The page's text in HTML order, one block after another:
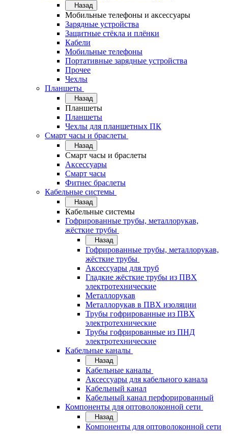
Назад
Мобильные телефоны и аксессуары
Зарядные устройства
Защитные стёкла и плёнки
Кабели
Мобильные телефоны
Портативные зарядные устройства
Прочее
Чехлы
Планшеты
Назад
Планшеты
Планшеты
Чехлы для планшетных ПК
Смарт часы и браслеты
Назад
Смарт часы и браслеты
Аксессуары
Смарт часы
Фитнес браслеты
Кабельные системы
Назад
Кабельные системы
Гофрированные трубы, металлорукав,
жёсткие трубы
Назад
Гофрированные трубы, металлорукав,
жёсткие трубы
Аксессуары для труб
Гладкие жёсткие трубы из ПВХ
электротехнические
Металлорукав
Металлорукав в ПВХ изоляции
Трубы гофрированные из ПВХ
электротехнические
Трубы гофрированные из ПНД
электротехнические
Кабельные каналы
Назад
Кабельные каналы
Аксессуары для кабельного канала
Кабельный канал
Кабельный канал перфорированный
Компоненты для оптоволоконной сети
Назад
Компоненты для оптоволоконной сети